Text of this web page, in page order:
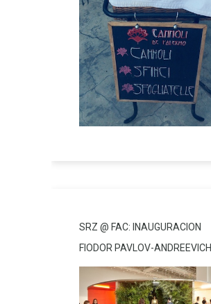
SRZ @ FAC: INAUGURACION
FIODOR PAVLOV-ANDREEVICH